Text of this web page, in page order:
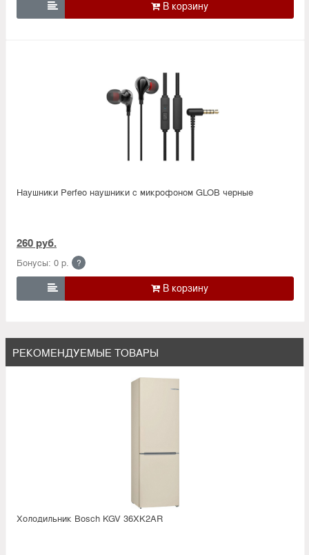

Наушники Perfeo наушники c микрофоном GLOB черные
260 руб.
Бонусы: 0 р. ?

РЕКОМЕНДУЕМЫЕ ТОВАРЫ
Холодильник Bosсh KGV 36XK2AR